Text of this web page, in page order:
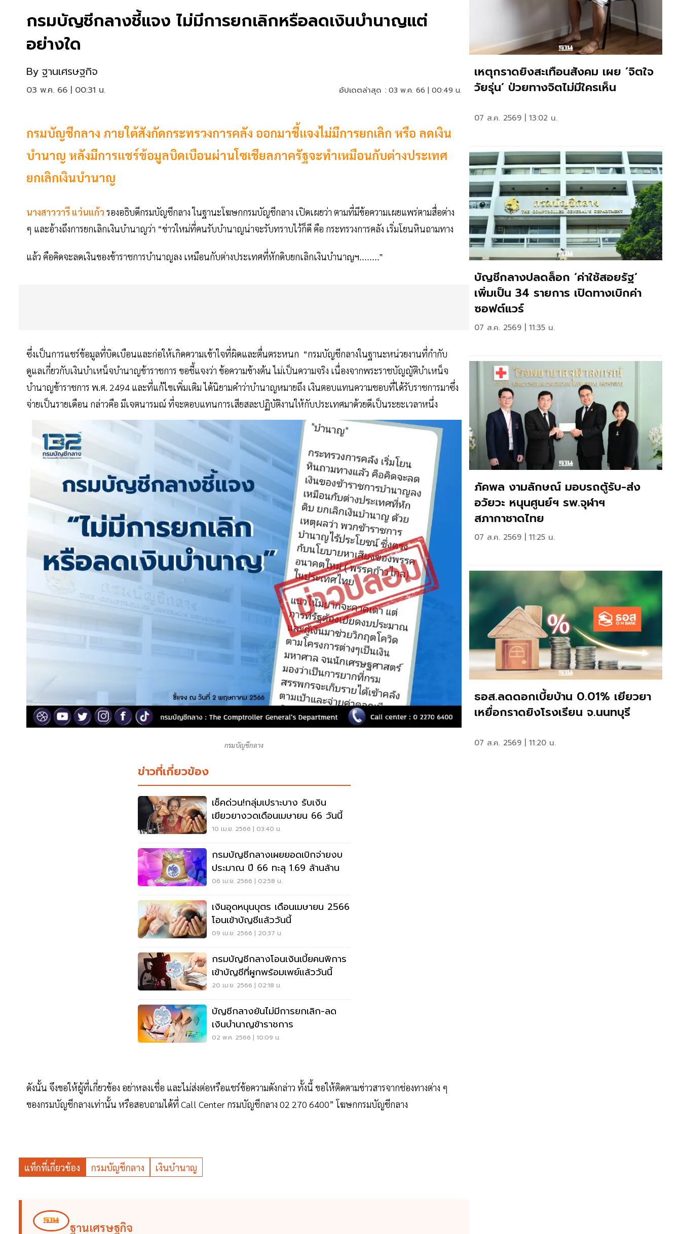
กรมบัญชีกลางชี้แจง ไม่มีการยกเลิกหรือลดเงินบำนาญแต่
อย่างใด
By ฐานเศรษฐกิจ
03 พ.ค. 66 | 00:31 น. อัปเดตล่าสุด : 03 พ.ค. 66 | 00:49 น.
กรมบัญชีกลาง ภายใต้สังกัดกระทรวงการคลัง ออกมาชี้แจงไม่มีการยกเลิก หรือ ลดเงิน
บำนาญ หลังมีการแชร์ข้อมูลบิดเบือนผ่านโซเชียลภาครัฐจะทำเหมือนกับต่างประเทศ
ยกเลิกเงินบำนาญ
นางสาววารี แว่นแก้ว รองอธิบดีกรมบัญชีกลาง ในฐานะโฆษกกรมบัญชีกลาง เปิดเผยว่า ตามที่มีข้อความเผยแพร่ตามสื่อต่าง
ๆ และอ้างถึงการยกเลิกเงินบำนาญว่า “ข่าวใหม่ที่คนรับบำนาญน่าจะรับทราบไว้ก็ดี คือ กระทรวงการคลัง เริ่มโยนหินถามทาง
แล้ว คือคิดจะลดเงินของข้าราชการบำนาญลง เหมือนกับต่างประเทศที่หักดิบยกเลิกเงินบำนาญฯ........”
ซึ่งเป็นการแชร์ข้อมูลที่บิดเบือนและก่อให้เกิดความเข้าใจที่ผิดและตื่นตระหนก “กรมบัญชีกลางในฐานะหน่วยงานที่กำกับ
ดูแลเกี่ยวกับเงินบำเหน็จบำนาญข้าราชการ ขอชี้แจงว่า ข้อความข้างต้น ไม่เป็นความจริง เนื่องจากพระราชบัญญัติบำเหน็จ
บำนาญข้าราชการ พ.ศ. 2494 และที่แก้ไขเพิ่มเติม ได้นิยามคำว่าบำนาญหมายถึง เงินตอบแทนความชอบที่ได้รับราชการมาซึ่ง
จ่ายเป็นรายเดือน กล่าวคือ มีเจตนารมณ์ ที่จะตอบแทนการเสียสละปฏิบัติงานให้กับประเทศมาด้วยดีเป็นระยะเวลาหนึ่ง
กรมบัญชีกลาง
ข่าวที่เกี่ยวข้อง
เช็คด่วน!กลุ่มเปราะบาง รับเงิน
เยียวยางวดเดือนเมษายน 66 วันนี้
10 เม.ย. 2566 | 03:40 น.
กรมบัญชีกลางเผยยอดเบิกจ่ายงบ
ประมาณ ปี 66 ทะลุ 1.69 ล้านล้าน
06 เม.ย. 2566 | 02:58 น.
เงินอุดหนุนบุตร เดือนเมษายน 2566
โอนเข้าบัญชีแล้ววันนี้
09 เม.ย. 2566 | 20:37 น.
กรมบัญชีกลางโอนเงินเบี้ยคนพิการ
เข้าบัญชีที่ผูกพร้อมเพย์แล้ววันนี้
20 เม.ย. 2566 | 02:18 น.
บัญชีกลางยันไม่มีการยกเลิก-ลด
เงินบำนาญข้าราชการ
02 พ.ค. 2566 | 10:09 น.
ดังนั้น จึงขอให้ผู้ที่เกี่ยวข้อง อย่าหลงเชื่อ และไม่ส่งต่อหรือแชร์ข้อความดังกล่าว ทั้งนี้ ขอให้ติดตามข่าวสารจากช่องทางต่าง ๆ
ของกรมบัญชีกลางเท่านั้น หรือสอบถามได้ที่ Call Center กรมบัญชีกลาง 02 270 6400” โฆษกกรมบัญชีกลาง
แท็กที่เกี่ยวข้อง กรมบัญชีกลาง เงินบำนาญ
ฐานเศรษฐกิจ
เหตุกราดยิงสะเทือนสังคม เผย ‘จิตใจ
วัยรุ่น’ ป่วยทางจิตไม่มีใครเห็น
07 ส.ค. 2569 | 13:02 น.
บัญชีกลางปลดล็อก ‘ค่าใช้สอยรัฐ‘
เพิ่มเป็น 34 รายการ เปิดทางเบิกค่า
ซอฟต์แวร์
07 ส.ค. 2569 | 11:35 น.
ภัคพล งามลักษณ์ มอบรถตู้รับ-ส่ง
อวัยวะ หนุนศูนย์ฯ รพ.จุฬาฯ
สภากาชาดไทย
07 ส.ค. 2569 | 11:25 น.
ธอส.ลดดอกเบี้ยบ้าน 0.01% เยียวยา
เหยื่อกราดยิงโรงเรียน จ.นนทบุรี
07 ส.ค. 2569 | 11:20 น.